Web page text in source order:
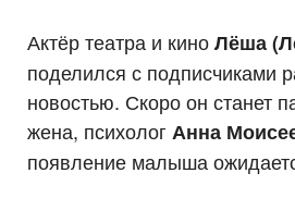
Актёр театра и киноЛёша
поделился с подписчиками
новостью. Скоро он станет
жена, психолог Анна
появление малыша